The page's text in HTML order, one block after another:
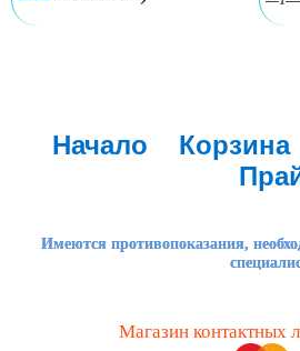
Начало Корзина
Имеются противопоказания,
Магазин контактных